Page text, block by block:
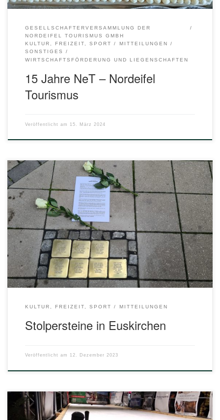
GESELLSCHAFTERVERSAMMLUNG DER
NORDEIFEL TOURISMUS GMBH
KULTUR, FREIZEIT, SPORT
MITTEILUNGEN
SONSTIGES
WIRTSCHAFTSFÖRDERUNG UND LIEGENSCHAFTEN
15 Jahre NeT – Nordeifel
Tourismus
Veröffentlicht am 15. März 2024
Seit vielen Jahren werden durch den Künstler Günter
Demnig im Euskirchener Stadtgebiet Stolpersteine zur
Erinnerung an die von den Nationalsozialisten verfolgten
Bürgerinnen und Bürger verlegt. Am 12. Dezember 2023
war es wieder soweit. Neben vielen Bürgerinnen und
Bürgern nahm auch die UWV Euskirchen an der Aktion teil
und verfolgte die […]
KULTUR, FREIZEIT, SPORT MITTEILUNGEN
Stolpersteine in Euskirchen
Veröffentlicht am 12. Dezember 2023